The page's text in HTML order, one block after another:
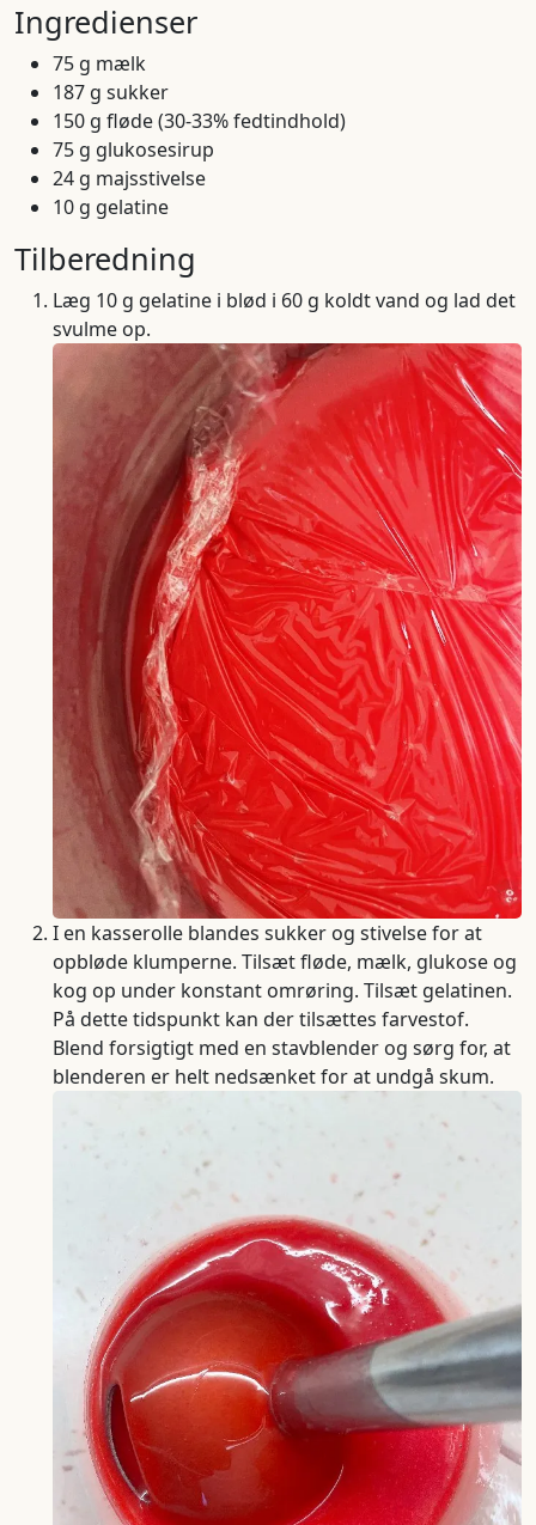
Ingredienser
75 g mælk
187 g sukker
150 g fløde (30-33% fedtindhold)
75 g glukosesirup
24 g majsstivelse
10 g gelatine
Tilberedning
Læg 10 g gelatine i blød i 60 g koldt vand og lad det
svulme op.
I en kasserolle blandes sukker og stivelse for at
opbløde klumperne. Tilsæt fløde, mælk, glukose og
kog op under konstant omrøring. Tilsæt gelatinen.
På dette tidspunkt kan der tilsættes farvestof.
Blend forsigtigt med en stavblender og sørg for, at
blenderen er helt nedsænket for at undgå skum.